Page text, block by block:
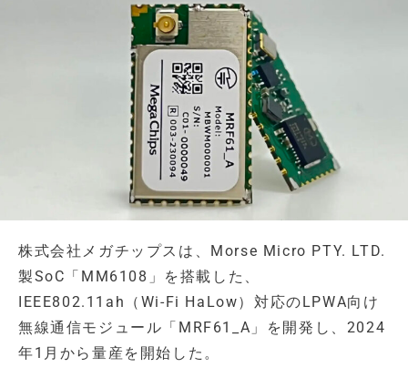
株式会社メガチップスは、Morse Micro PTY. LTD.
製SoC「MM6108」を搭載した、
IEEE802.11ah（Wi-Fi HaLow）対応のLPWA向け
無線通信モジュール「MRF61_A」を開発し、2024
年1月から量産を開始した。